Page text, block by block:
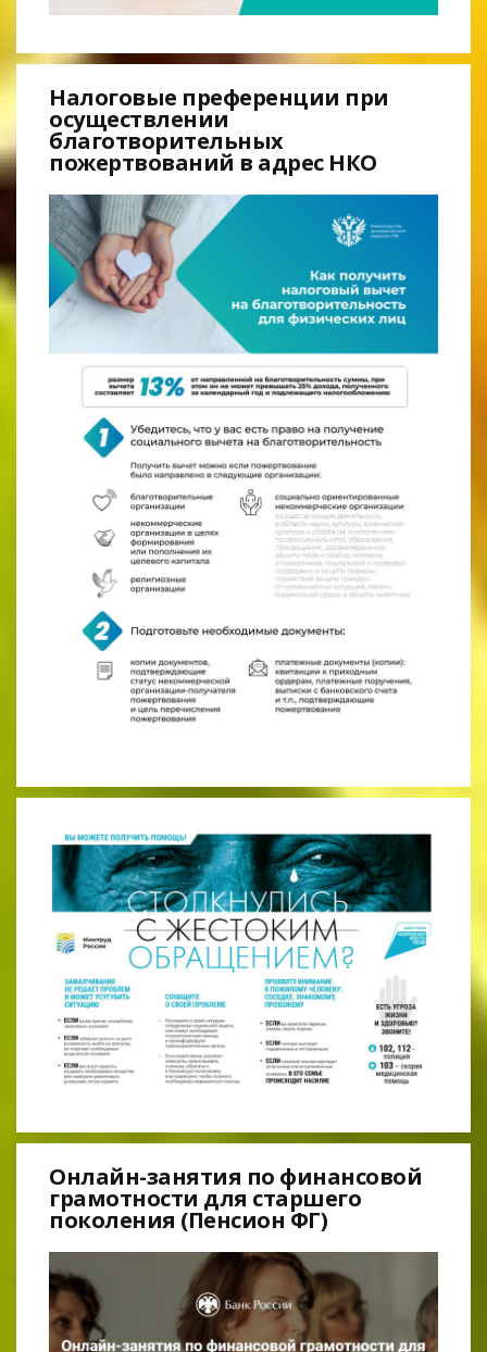
Налоговые преференции при
осуществлении
благотворительных
пожертвований в адрес НКО
Онлайн-занятия по финансовой
грамотности для старшего
поколения (Пенсион ФГ)